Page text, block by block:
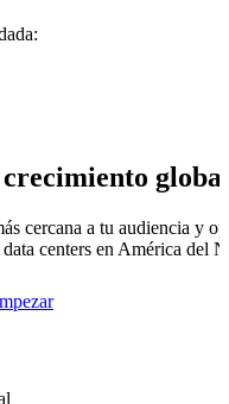
global
cercana a tu audiencia y
centers en América del